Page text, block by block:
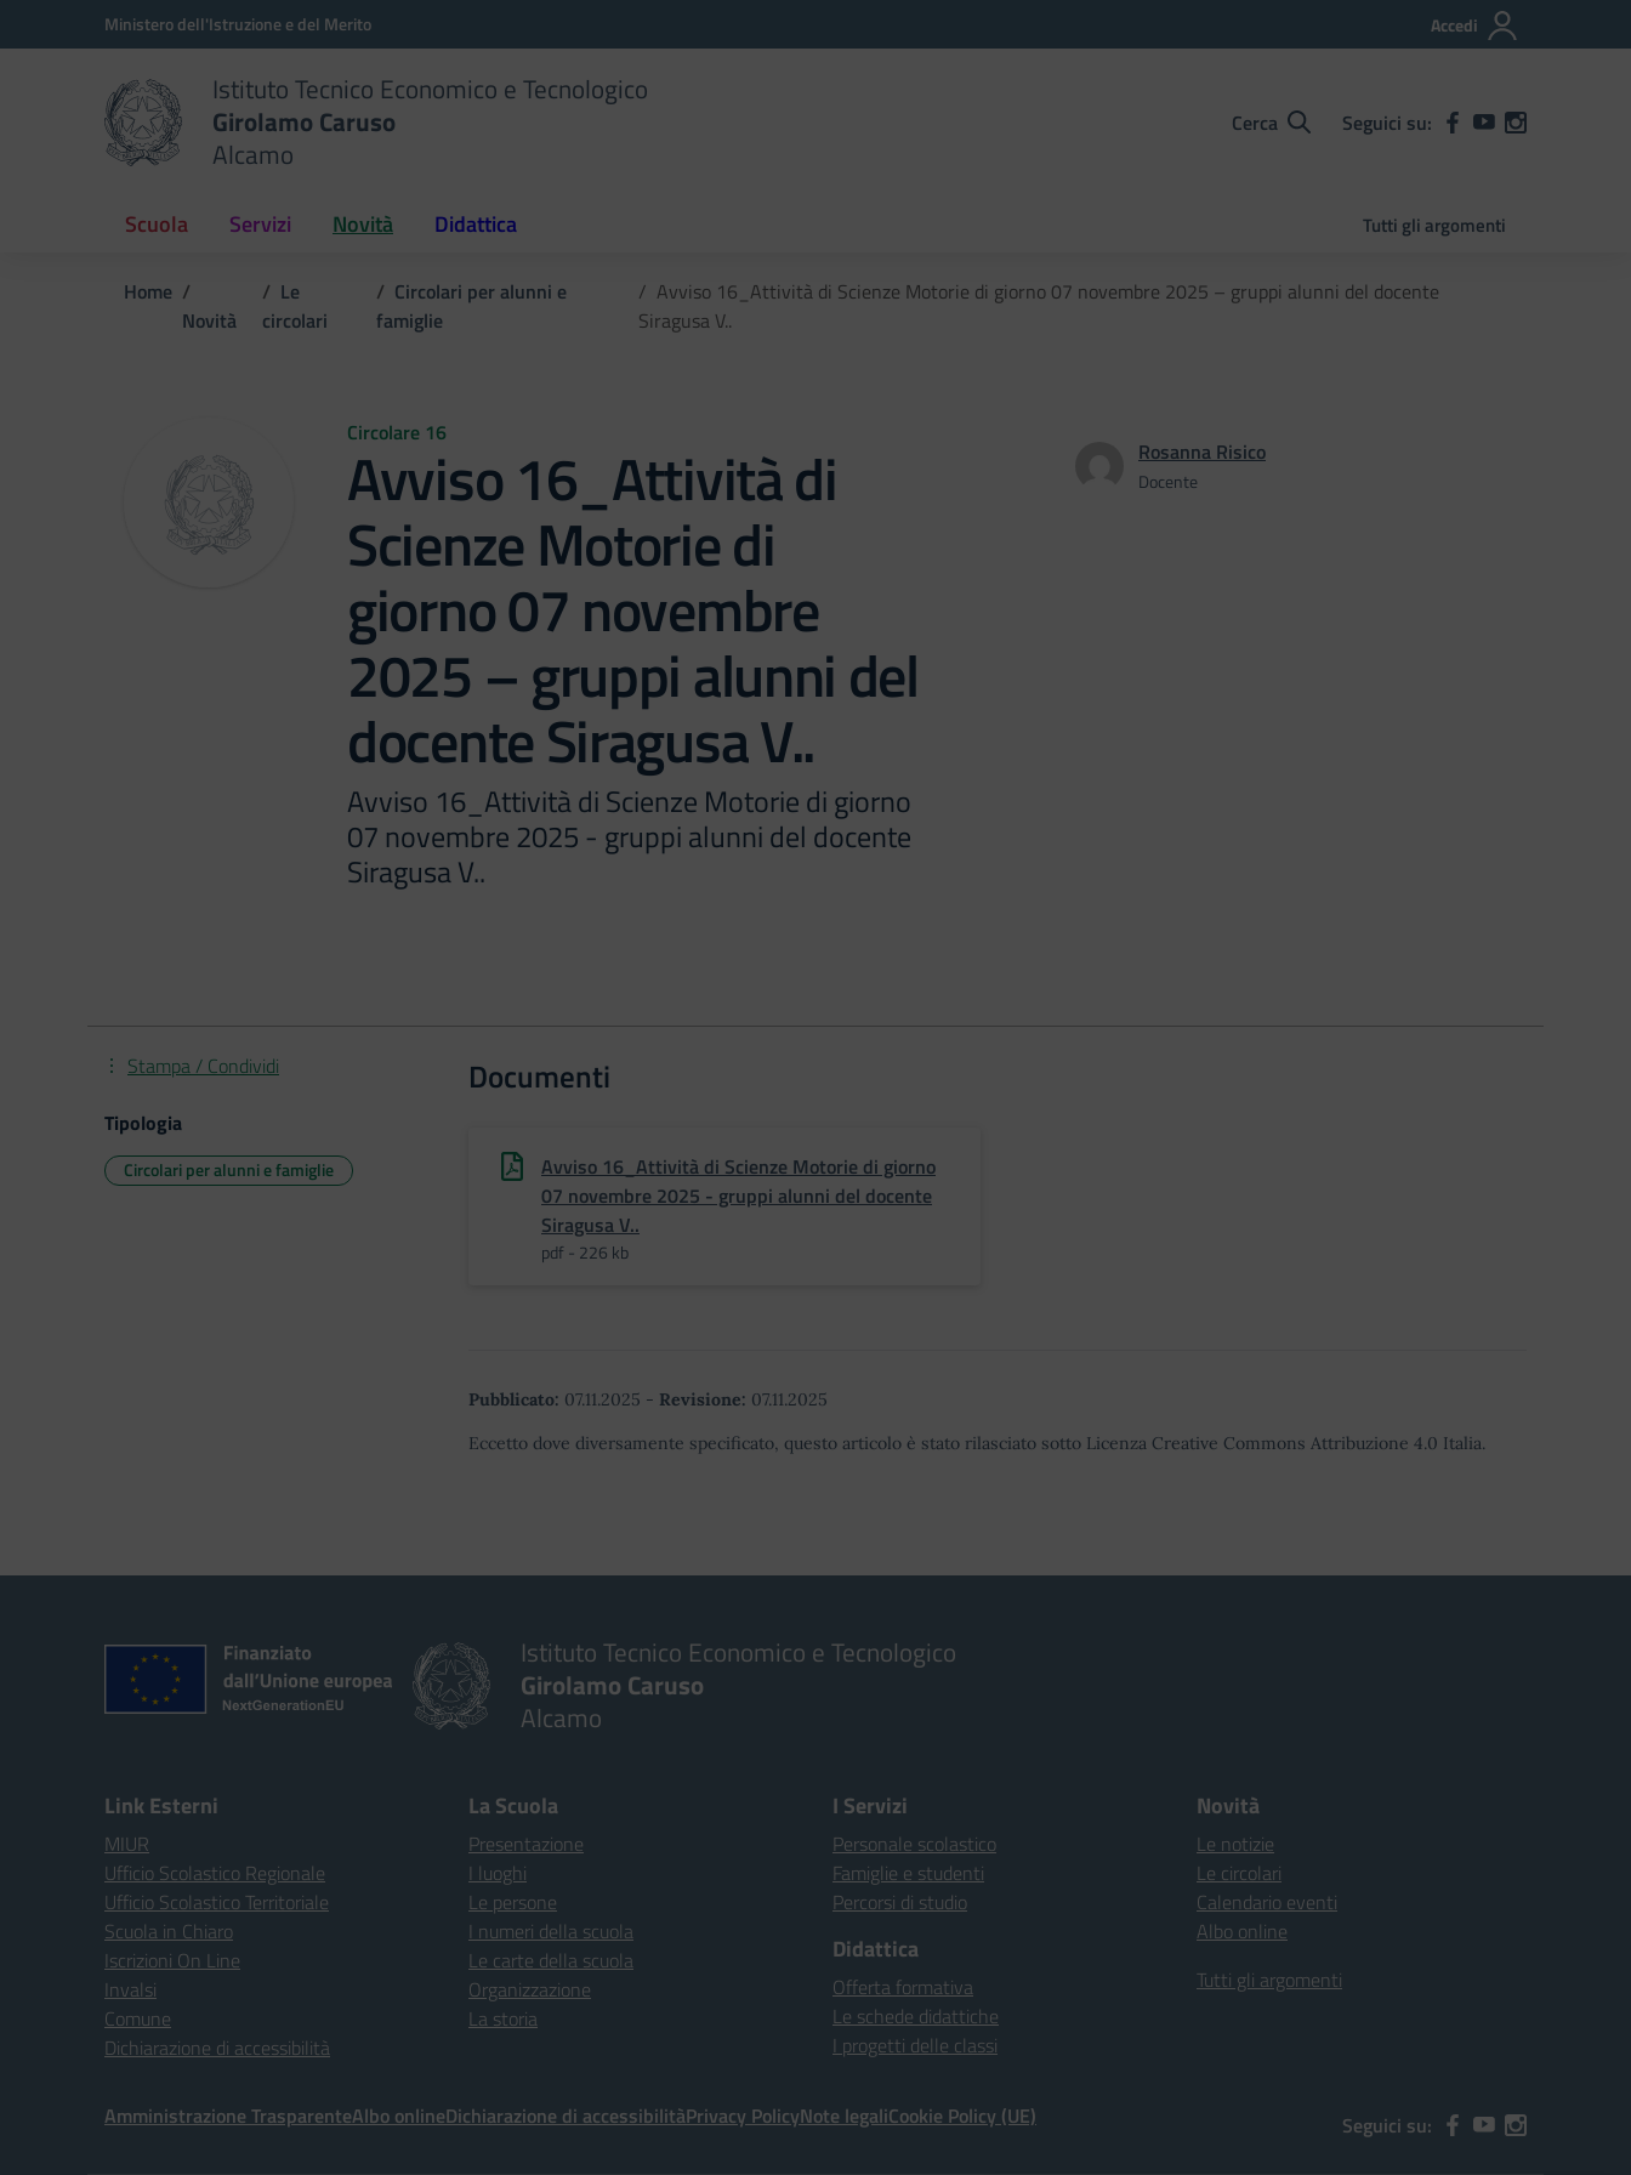
Vai ai contenuti
Vai al menu di navigazioneMinistero dell'Istruzione e del Merito Accedi
Istituto Tecnico Economico e Tecnologico
Girolamo Caruso
Alcamo
Cerca Seguici su:
Scuola Servizi Novità Didattica Tutti gli argomenti
Home
Novità
Le
circolari
Circolari per alunni e
famiglie
Avviso 16_Attività di Scienze Motorie di giorno 07 novembre 2025 – gruppi alunni del docente
Siragusa V..
Circolare 16
Avviso 16_Attività di
Scienze Motorie di
giorno 07 novembre
2025 – gruppi alunni del
docente Siragusa V..
Avviso 16_Attività di Scienze Motorie di giorno
07 novembre 2025 - gruppi alunni del docente
Siragusa V..
Rosanna Risico
Docente
Documenti
Avviso 16_Attività di Scienze Motorie di giorno
07 novembre 2025 - gruppi alunni del docente
Siragusa V..
pdf - 226 kb
Pubblicato: 07.11.2025 - Revisione: 07.11.2025
Eccetto dove diversamente specificato, questo articolo è stato rilasciato sotto Licenza Creative Commons Attribuzione 4.0 Italia.
Stampa / Condividi
Tipologia
Circolari per alunni e famiglie
Istituto Tecnico Economico e Tecnologico
Girolamo Caruso
Alcamo
Link Esterni
MIUR
Ufficio Scolastico Regionale
Ufficio Scolastico Territoriale
Scuola in Chiaro
Iscrizioni On Line
Invalsi
Comune
Dichiarazione di accessibilità
La Scuola
Presentazione
I luoghi
Le persone
I numeri della scuola
Le carte della scuola
Organizzazione
La storia
I Servizi
Personale scolastico
Famiglie e studenti
Percorsi di studio
Didattica
Offerta formativa
Le schede didattiche
I progetti delle classi
Novità
Le notizie
Le circolari
Calendario eventi
Albo online
Tutti gli argomenti
Amministrazione TrasparenteAlbo onlineDichiarazione di accessibilitàPrivacy PolicyNote legaliCookie Policy (UE) Seguici su: